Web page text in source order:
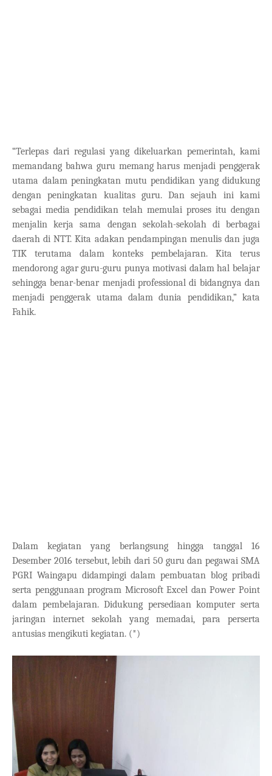
“Terlepas dari regulasi yang dikeluarkan pemerintah, kami
memandang bahwa guru memang harus menjadi penggerak
utama dalam peningkatan mutu pendidikan yang didukung
dengan peningkatan kualitas guru. Dan sejauh ini kami
sebagai media pendidikan telah memulai proses itu dengan
menjalin kerja sama dengan sekolah-sekolah di berbagai
daerah di NTT. Kita adakan pendampingan menulis dan juga
TIK terutama dalam konteks pembelajaran. Kita terus
mendorong agar guru-guru punya motivasi dalam hal belajar
sehingga benar-benar menjadi professional di bidangnya dan
menjadi penggerak utama dalam dunia pendidikan,” kata
Fahik.
Dalam kegiatan yang berlangsung hingga tanggal 16
Desember 2016 tersebut, lebih dari 50 guru dan pegawai SMA
PGRI Waingapu didampingi dalam pembuatan blog pribadi
serta penggunaan program Microsoft Excel dan Power Point
dalam pembelajaran. Didukung persediaan komputer serta
jaringan internet sekolah yang memadai, para perserta
antusias mengikuti kegiatan. (*)